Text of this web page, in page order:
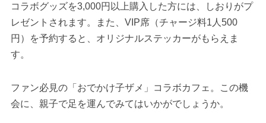
コラボグッズを3,000円以上購入した方には、しおりがプ
レゼントされます。また、VIP席（チャージ料1人500
円）を予約すると、オリジナルステッカーがもらえま
す。
ファン必見の「おでかけ子ザメ」コラボカフェ。この機
会に、親子で足を運んでみてはいかがでしょうか。